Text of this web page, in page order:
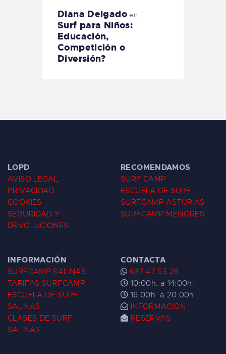
Diana Delgadoen
Surf para Niños:
Educación,
Competición o
Diversión?
LOPD
AVISO LEGAL
PRIVACIDAD
COOKIES
SEGURIDAD Y
DEVOLUCIONES
RECOMENDAMOS
SURF CAMP
ESCUELA DE SURF
SURFCAMP ASTURIAS
SURFCAMP MENORES
INFORMACIÓN
SURFCAMP SALINAS
TARIFAS SURFCAMP
ESCUELA DE SURF
SALINAS
CLASES DE SURF
SALINAS
CONTACTA
637 47 53 28
10:00h. a 14:00h.
16:00h. a 20:00h.
INFORMACIÓN
RESERVAS